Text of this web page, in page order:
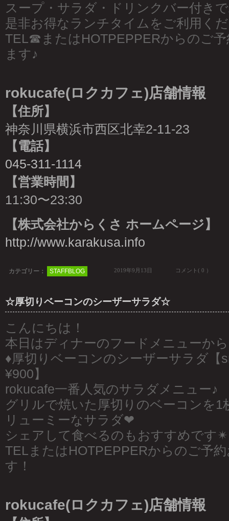
スープ・サラダ・ドリンクバー付き
是非お得なランチタイムをご利用く
TEL☎︎またはHOTPEPPERからのご
ます♪
rokucafe(ロクカフェ)店舗情報
【住所】
神奈川県横浜市西区北幸2-11-23
【電話】
045-311-1114
【営業時間】
11:30〜23:30
【株式会社からくさ ホームページ】
http://www.karakusa.info
カテゴリー： STAFFBLOG 2019年9月13日 コメント( 0 ）
☆厚切りベーコンのシーザーサラダ☆
こんにちは！
本日はディナーのフードメニューか
♦︎厚切りベーコンのシーザーサラダ【
¥900】
rokucafe一番人気のサラダメニュー♪
グリルで焼いた厚切りのベーコンを1
リューミーなサラダ❤︎
シェアして食べるのもおすすめです✴︎
TELまたはHOTPEPPERからのご予
す！
rokucafe(ロクカフェ)店舗情報